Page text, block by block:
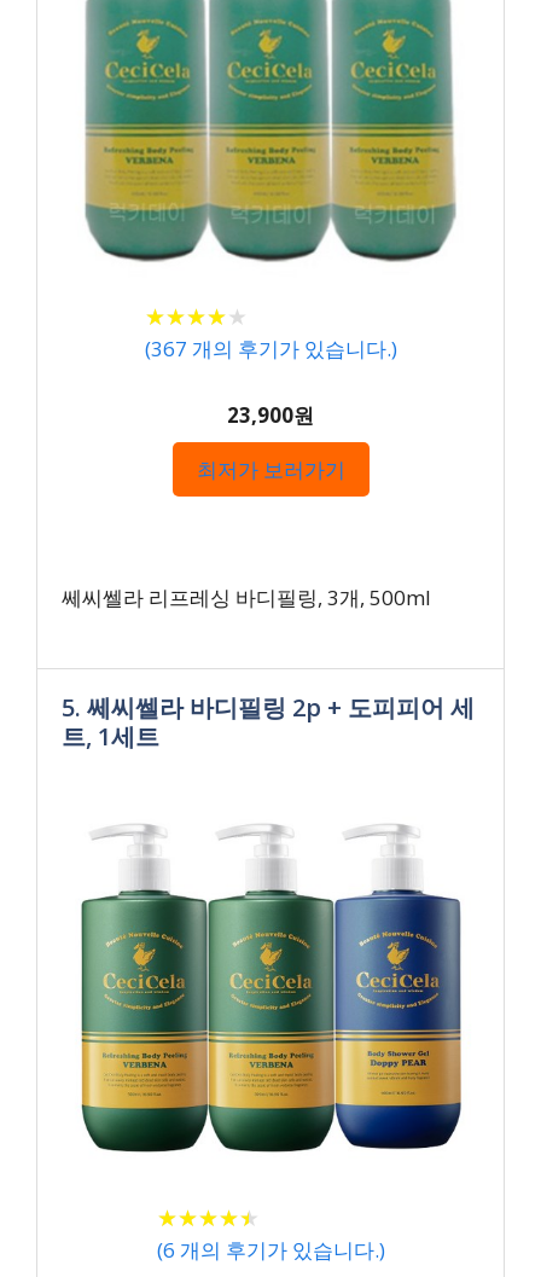
★★★★★
★★★★★
(367 개의 후기가 있습니다.)
23,900원
최저가 보러가기
쎄씨쎌라 리프레싱 바디필링, 3개, 500ml
5. 쎄씨쎌라 바디필링 2p + 도피피어 세
트, 1세트
★★★★★
★★★★★
(6 개의 후기가 있습니다.)